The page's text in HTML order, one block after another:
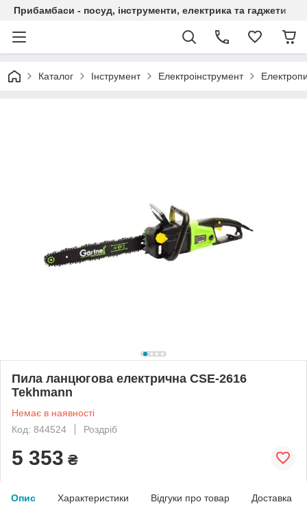
Прибамбаси - посуд, інструменти, електрика та гаджети
Каталог Інструмент Електроінструмент
Пила ланцюгова електрична CSE-2616
Tekhmann
Немає в наявності
Код: 844524
Роздріб
5 353 ₴
Опис Характеристики Відгуки про товар Доставка